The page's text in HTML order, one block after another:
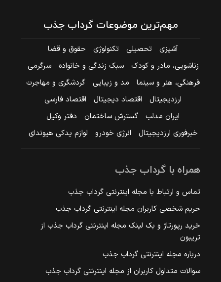
مهم‌ترین موضوعات گرداب جذب
آشپزی تحصیلی تکنولوژی
حقوق و قضا
زناشویی، مادر و کودک
سبک زندگی و خانواده
سرگرمی
فرهنگی، هنر و سینما
مد و زیبایی
گردشگری و مهاجرت
ارزدیجیتال
اقتصاد دیجیتال
اقتصاد فارسی
ایران مدلب
گسترش ساختمان
دفتر وکیل
خبرفوری ارزدیجیتال
انرژی خودرو لوازم یدکی هیوندای
همراه با گرداب جذب
تماس و ارتباط با مجله اینترنتی گرداب جذب
حریم شخصی کاربران مجله اینترنتی گرداب جذب
خرید رپورتاژ و بک لینک مجله اینترنتی گرداب جذب از
تریبون
درباره مجله اینترنتی گرداب جذب
سوالات متداول کاربران از مجله اینترنتی گرداب جذب